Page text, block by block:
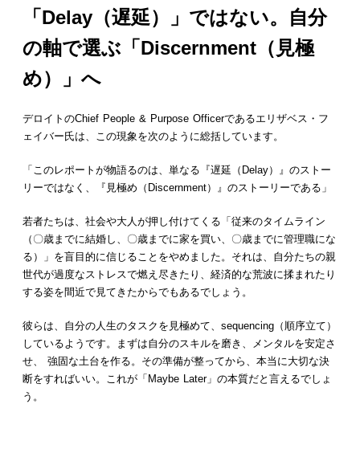
「Delay（遅延）」ではない。自分
の軸で選ぶ「Discernment（見極
め）」へ
デロイトのChief People & Purpose Officerであるエリザベス・フ
ェイバー氏は、この現象を次のように総括しています。
「このレポートが物語るのは、単なる『遅延（Delay）』のストー
リーではなく、『見極め（Discernment）』のストーリーである」
若者たちは、社会や大人が押し付けてくる「従来のタイムライン
（〇歳までに結婚し、〇歳までに家を買い、〇歳までに管理職にな
る）」を盲目的に信じることをやめました。それは、自分たちの親
世代が過度なストレスで燃え尽きたり、経済的な荒波に揉まれたり
する姿を間近で見てきたからでもあるでしょう。
彼らは、自分の人生のタスクを見極めて、sequencing（順序立て）
しているようです。まずは自分のスキルを磨き、メンタルを安定さ
せ、 強固な土台を作る。その準備が整ってから、本当に大切な決
断をすればいい。これが「Maybe Later」の本質だと言えるでしょ
う。